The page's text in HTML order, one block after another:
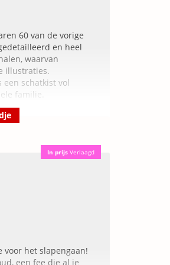
om de ideeën te
Grote Panda & Kleine
hij ookDe reis
en
menselijke
de bijschriften
60 van de vorige
en heel
waarvan
illustraties.
schatkist vol
familie.
In prijs Verlaagd
voor het slapengaan!
een fee die al je